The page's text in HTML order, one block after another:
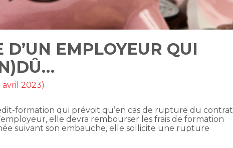
D’UN EMPLOYEUR QUI
avril 2023)
formation qui prévoit qu’en cas de rupture du contrat
elle devra rembourser les frais de formation
suivant son embauche, elle sollicite une rupture